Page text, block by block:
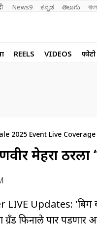
News9 ಕನ್ನಡ తెలుగు
REELS VIDEOS
2025 Event Live
मेहरा ठरला
Updates: 'बिग बॉस
फिनाले पार